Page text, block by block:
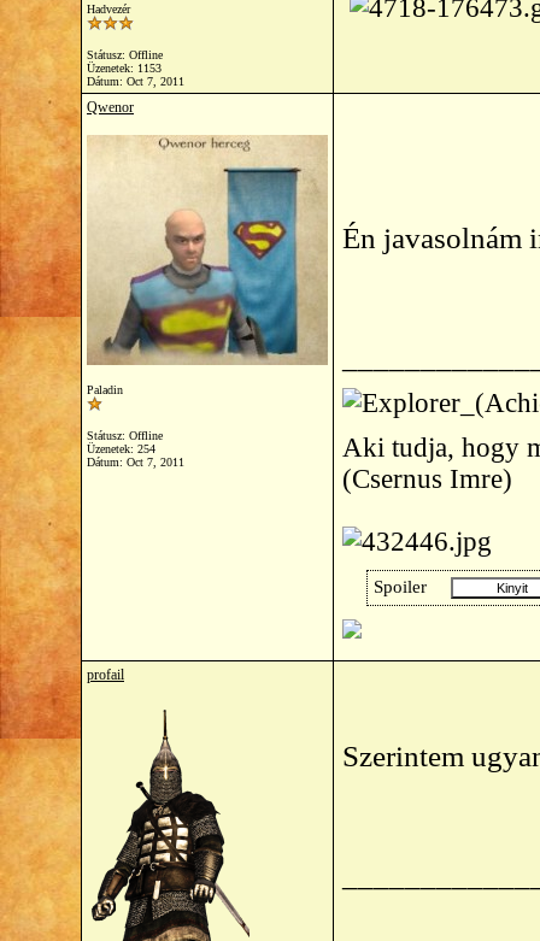
Hadvezér
Státusz: Offline
Üzenetek: 1153
Dátum: Oct 7, 2011
Qwenor
Paladin
Státusz: Offline
Üzenetek: 254
Dátum: Oct 7, 2011
Én javasolnám
Aki tudja, hogy
(Csernus Imre)
Spoiler
profail
Szerintem